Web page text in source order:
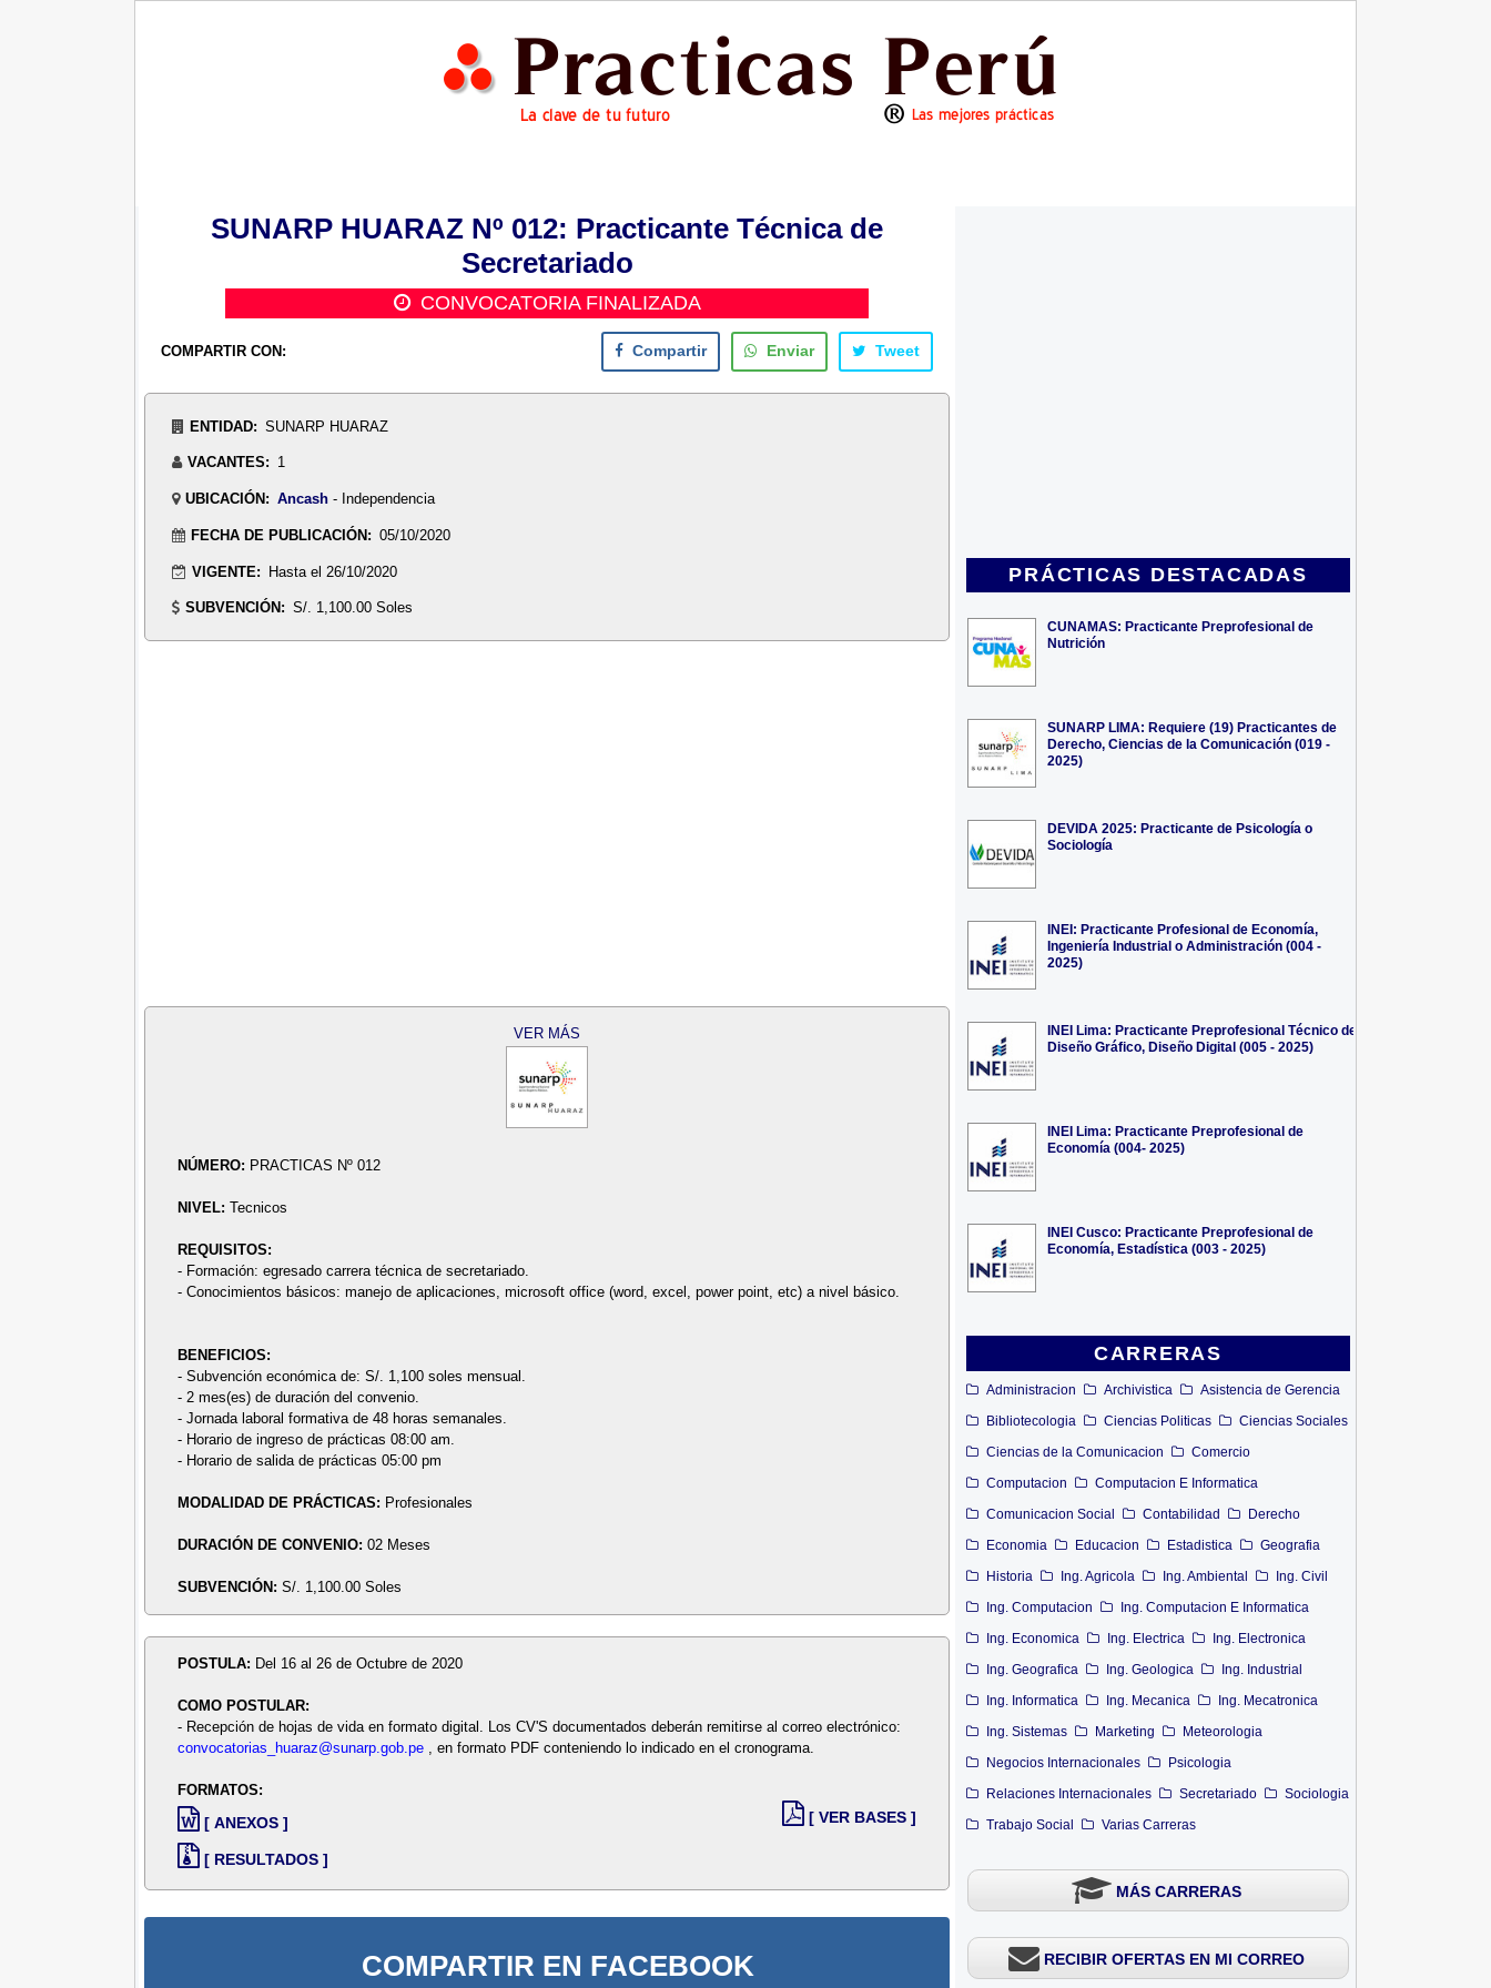
PRÁCTICAS DESTACADAS
CUNAMAS: Practicante Preprofesional de
Nutrición
SUNARP LIMA: Requiere (19) Practicantes de
Derecho, Ciencias de la Comunicación (019 -
2025)
DEVIDA 2025: Practicante de Psicología o
Sociología
INEI: Practicante Profesional de Economía,
Ingeniería Industrial o Administración (004 -
2025)
INEI Lima: Practicante Preprofesional Técnico de
Diseño Gráfico, Diseño Digital (005 - 2025)
INEI Lima: Practicante Preprofesional de
Economía (004- 2025)
INEI Cusco: Practicante Preprofesional de
Economía, Estadística (003 - 2025)
CARRERAS
Administracion Archivistica
Asistencia de Gerencia
Bibliotecologia
Ciencias Politicas
Ciencias Sociales
Ciencias de la Comunicacion
Comercio
Computacion
Computacion E Informatica
Comunicacion Social
Contabilidad
Derecho
Economia
Educacion Estadistica
Geografia
Historia
Ing. Agricola Ing. Ambiental
Ing. Civil
Ing. Computacion
Ing. Computacion E Informatica
Ing. Economica
Ing. Electrica
Ing. Electronica
Ing. Geografica
Ing. Geologica
Ing. Industrial
Ing. Informatica
Ing. Mecanica
Ing. Mecatronica
Ing. Sistemas
Marketing
Meteorologia
Negocios Internacionales
Psicologia
Relaciones Internacionales
Secretariado
Sociologia
Trabajo Social
Varias Carreras
MÁS CARRERAS
RECIBIR OFERTAS EN MI CORREO
SUNARP HUARAZ Nº 012: Practicante Técnica de
Secretariado
CONVOCATORIA FINALIZADA
COMPARTIR CON: Compartir Enviar Tweet
ENTIDAD: SUNARP HUARAZ
VACANTES: 1
UBICACIÓN: Ancash- Independencia
FECHA DE PUBLICACIÓN: 05/10/2020
VIGENTE: Hasta el 26/10/2020
SUBVENCIÓN: S/. 1,100.00 Soles
VER MÁS
NÚMERO: PRACTICAS Nº 012
NIVEL:Tecnicos
REQUISITOS:
- Formación: egresado carrera técnica de secretariado.
- Conocimientos básicos: manejo de aplicaciones, microsoft office (word, excel, power point, etc) a nivel básico.
BENEFICIOS:
- Subvención económica de: S/. 1,100 soles mensual.
- 2 mes(es) de duración del convenio.
- Jornada laboral formativa de 48 horas semanales.
- Horario de ingreso de prácticas 08:00 am.
- Horario de salida de prácticas 05:00 pm
MODALIDAD DE PRÁCTICAS: Profesionales
DURACIÓN DE CONVENIO:02 Meses
SUBVENCIÓN:S/. 1,100.00 Soles
POSTULA: Del 16 al 26 de Octubre de 2020
COMO POSTULAR:
- Recepción de hojas de vida en formato digital. Los CV'S documentados deberán remitirse al correo electrónico:
convocatorias_huaraz@sunarp.gob.pe , en formato PDF conteniendo lo indicado en el cronograma.
FORMATOS:
[ ANEXOS ]
[ RESULTADOS ]
[ VER BASES ]
COMPARTIR EN FACEBOOK